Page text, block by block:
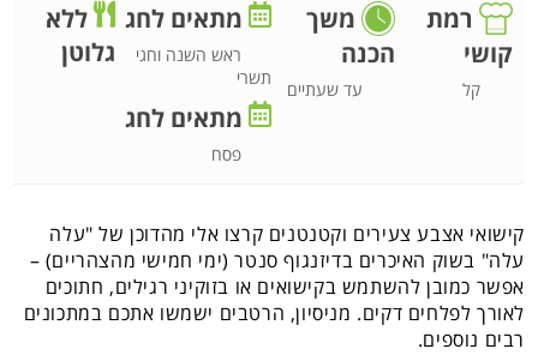
רמת
קושי
קל
משך
הכנה
עד שעתיים
מתאים לחג
ראש השנה וחגי
תשרי
מתאים לחג
פסח
ללא
גלוטן
קישואי אצבע צעירים וקטנטנים קרצו אלי מהדוכן של "עלה
עלה" בשוק האיכרים בדיזנגוף סנטר (ימי חמישי מהצהריים) –
אפשר כמובן להשתמש בקישואים או בזוקיני רגילים, חתוכים
לאורך לפלחים דקים. מניסיון, הרטבים ישמשו אתכם במתכונים
רבים נוספים.